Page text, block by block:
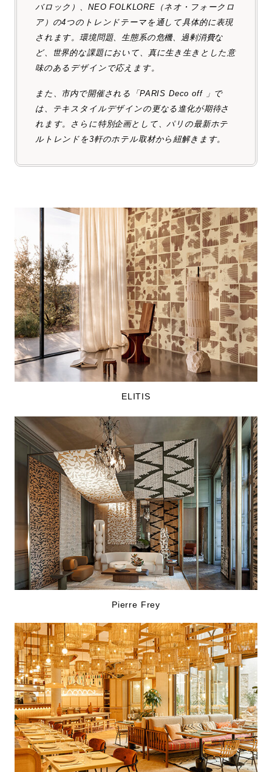
バロック）、NEO FOLKLORE（ネオ・フォークロ
ア）の4つのトレンドテーマを通して具体的に表現
されます。環境問題、生態系の危機、過剰消費な
ど、世界的な課題において、真に生き生きとした意
味のあるデザインで応えます。
また、市内で開催される「PARIS Deco off 」で
は、テキスタイルデザインの更なる進化が期待さ
れます。さらに特別企画として、パリの最新ホテ
ルトレンドを3軒のホテル取材から紐解きます。
ELITIS
Pierre Frey